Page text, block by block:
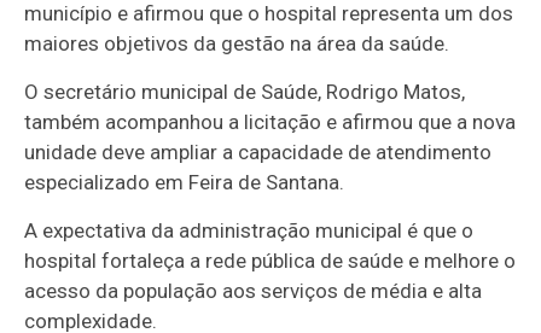
município e afirmou que o hospital representa um dos
maiores objetivos da gestão na área da saúde.
O secretário municipal de Saúde, Rodrigo Matos,
também acompanhou a licitação e afirmou que a nova
unidade deve ampliar a capacidade de atendimento
especializado em Feira de Santana.
A expectativa da administração municipal é que o
hospital fortaleça a rede pública de saúde e melhore o
acesso da população aos serviços de média e alta
complexidade.